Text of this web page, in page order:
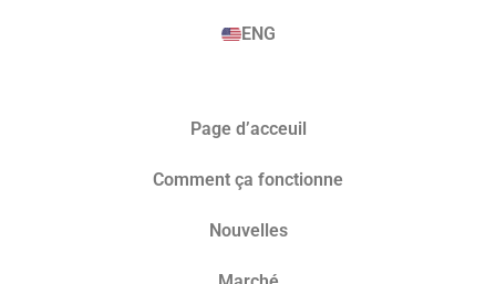
ENG
Page d’acceuil
Comment ça fonctionne
Nouvelles